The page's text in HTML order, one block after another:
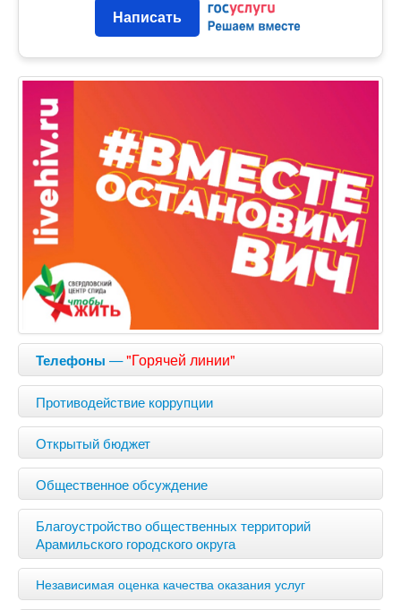
Написать
Телефоны —"Горячей линии"
Противодействие коррупции
Открытый бюджет
Общественное обсуждение
Благоустройство общественных территорий
Арамильского городского округа
Независимая оценка качества оказания услуг